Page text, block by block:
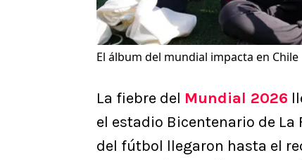
El álbum del mundial impacta en Chile
La fiebre del Mundial 2026
el estadio Bicentenario de
del fútbol llegaron hasta el